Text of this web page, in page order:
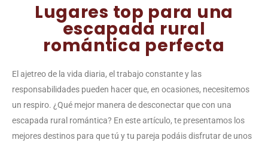
Lugares top para una
escapada rural
romántica perfecta
El ajetreo de la vida diaria, el trabajo constante y las
responsabilidades pueden hacer que, en ocasiones, necesitemos
un respiro. ¿Qué mejor manera de desconectar que con una
escapada rural romántica? En este artículo, te presentamos los
mejores destinos para que tú y tu pareja podáis disfrutar de unos